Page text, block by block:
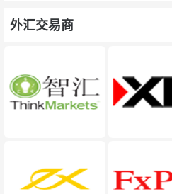
外汇交易商